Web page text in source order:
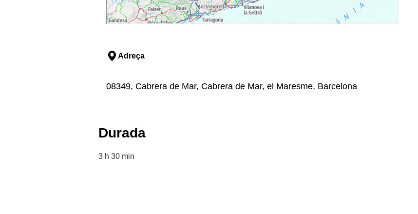
Adreça
08349, Cabrera de Mar, Cabrera de Mar, el Maresme, Barcelona
Durada
3 h 30 min